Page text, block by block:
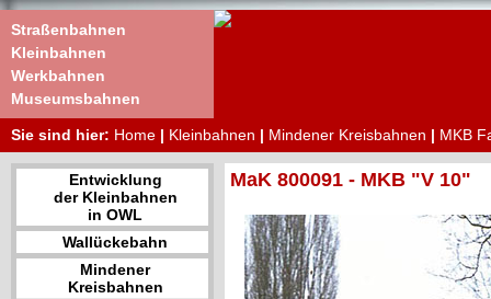
Straßenbahnen
Kleinbahnen
Werkbahnen
Museumsbahnen
Sie sind hier: Home | Kleinbahnen | Mindener Kreisbahnen | MKB
Entwicklung
der Kleinbahnen
in OWL
Wallückebahn
Mindener
Kreisbahnen
MaK 800091 - MKB "V 10"